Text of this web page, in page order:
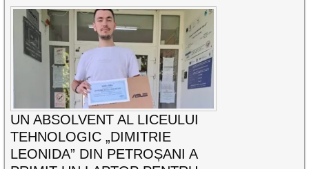
UN ABSOLVENT AL LICEULUI
TEHNOLOGIC „DIMITRIE
LEONIDA” DIN PETROȘANI A